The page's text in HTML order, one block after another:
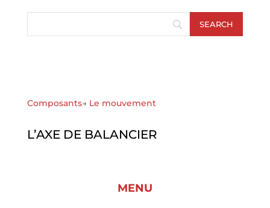
Composants→ Le mouvement
L’AXE DE BALANCIER
MENU